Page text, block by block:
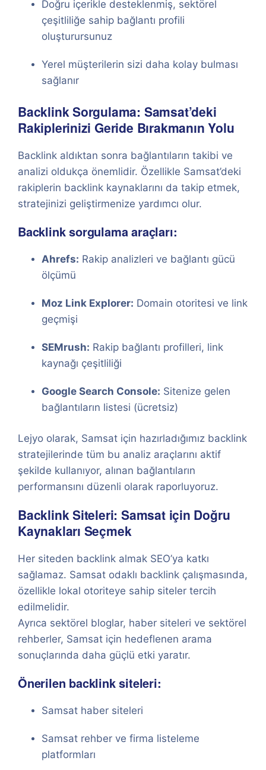
Doğru içerikle desteklenmiş, sektörel
çeşitliliğe sahip bağlantı profili
oluşturursunuz
Yerel müşterilerin sizi daha kolay bulması
sağlanır
Backlink Sorgulama: Samsat’deki
Rakiplerinizi Geride Bırakmanın Yolu
Backlink aldıktan sonra bağlantıların takibi ve
analizi oldukça önemlidir. Özellikle Samsat’deki
rakiplerin backlink kaynaklarını da takip etmek,
stratejinizi geliştirmenize yardımcı olur.
Backlink sorgulama araçları:
Ahrefs: Rakip analizleri ve bağlantı gücü
ölçümü
Moz Link Explorer: Domain otoritesi ve link
geçmişi
SEMrush: Rakip bağlantı profilleri, link
kaynağı çeşitliliği
Google Search Console: Sitenize gelen
bağlantıların listesi (ücretsiz)
Lejyo olarak, Samsat için hazırladığımız backlink
stratejilerinde tüm bu analiz araçlarını aktif
şekilde kullanıyor, alınan bağlantıların
performansını düzenli olarak raporluyoruz.
Backlink Siteleri: Samsat için Doğru
Kaynakları Seçmek
Her siteden backlink almak SEO’ya katkı
sağlamaz. Samsat odaklı backlink çalışmasında,
özellikle lokal otoriteye sahip siteler tercih
edilmelidir.
Ayrıca sektörel bloglar, haber siteleri ve sektörel
rehberler, Samsat için hedeflenen arama
sonuçlarında daha güçlü etki yaratır.
Önerilen backlink siteleri:
Samsat haber siteleri
Samsat rehber ve firma listeleme
platformları